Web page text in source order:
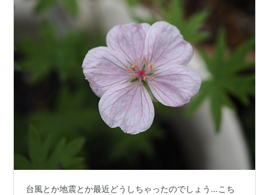
台風とか地震とか最近どうしちゃったのでしょう…こち